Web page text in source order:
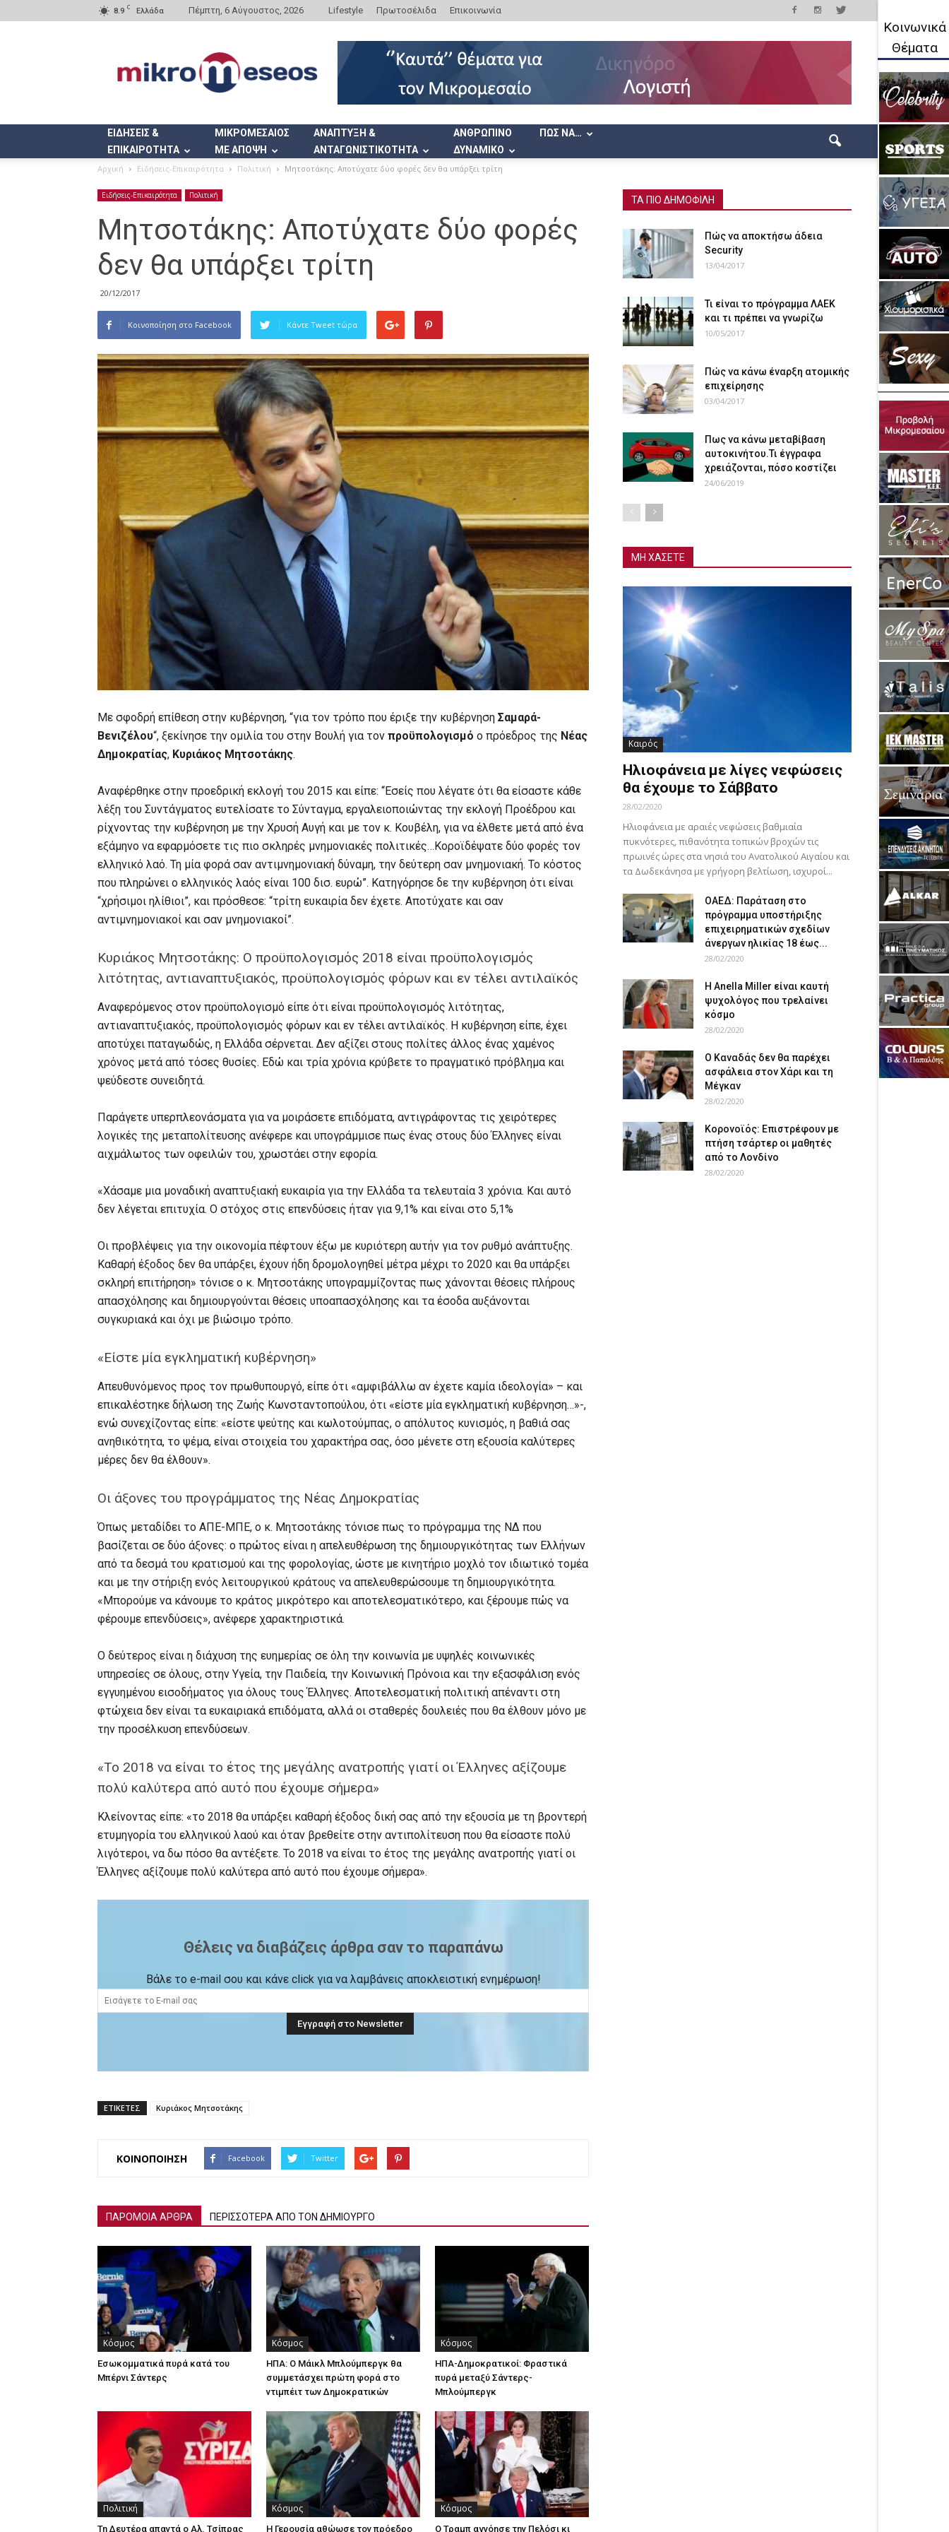
8.9 C Ελλάδα Πέμπτη, 6 Αύγουστος, 2026 Lifestyle Πρωτοσέλιδα Επικοινωνία
ΕΙΔΗΣΕΙΣ &
ΕΠΙΚΑΙΡΟΤΗΤΑ
ΜΙΚΡΟΜΕΣΑΙΟΣ
ΜΕ ΑΠΟΨΗ
ΑΝΑΠΤΥΞΗ &
ΑΝΤΑΓΩΝΙΣΤΙΚΟΤΗΤΑ
ΑΝΘΡΩΠΙΝΟ
ΔΥΝΑΜΙΚΟ
ΠΩΣ ΝΑ…
Αρχική Ειδήσεις-Επικαιρότητα Πολιτική Μητσοτάκης: Αποτύχατε δύο φορές δεν θα υπάρξει τρίτη
Ειδήσεις-Επικαιρότητα Πολιτική
Μητσοτάκης: Αποτύχατε δύο φορές
δεν θα υπάρξει τρίτη
20/12/2017
Κοινοποίηση στο Facebook Κάντε Tweet τώρα
Με σφοδρή επίθεση στην κυβέρνηση, “για τον τρόπο που έριξε την κυβέρνηση Σαμαρά-
Βενιζέλου“, ξεκίνησε την ομιλία του στην Βουλή για τον προϋπολογισμό ο πρόεδρος της Νέας
Δημοκρατίας, Κυριάκος Μητσοτάκης.
Αναφέρθηκε στην προεδρική εκλογή του 2015 και είπε: “Εσείς που λέγατε ότι θα είσαστε κάθε
λέξη του Συντάγματος ευτελίσατε το Σύνταγμα, εργαλειοποιώντας την εκλογή Προέδρου και
ρίχνοντας την κυβέρνηση με την Χρυσή Αυγή και με τον κ. Κουβέλη, για να έλθετε μετά από ένα
εξάμηνο να εφαρμόσετε τις πιο σκληρές μνημονιακές πολιτικές…Κοροϊδέψατε δύο φορές τον
ελληνικό λαό. Τη μία φορά σαν αντιμνημονιακή δύναμη, την δεύτερη σαν μνημονιακή. Το κόστος
που πληρώνει ο ελληνικός λαός είναι 100 δισ. ευρώ”. Κατηγόρησε δε την κυβέρνηση ότι είναι
“χρήσιμοι ηλίθιοι”, και πρόσθεσε: “τρίτη ευκαιρία δεν έχετε. Αποτύχατε και σαν
αντιμνημονιακοί και σαν μνημονιακοί”.
Κυριάκος Μητσοτάκης: Ο προϋπολογισμός 2018 είναι προϋπολογισμός
λιτότητας, αντιαναπτυξιακός, προϋπολογισμός φόρων και εν τέλει αντιλαϊκός
Αναφερόμενος στον προϋπολογισμό είπε ότι είναι προϋπολογισμός λιτότητας,
αντιαναπτυξιακός, προϋπολογισμός φόρων και εν τέλει αντιλαϊκός. Η κυβέρνηση είπε, έχει
αποτύχει παταγωδώς, η Ελλάδα σέρνεται. Δεν αξίζει στους πολίτες άλλος ένας χαμένος
χρόνος μετά από τόσες θυσίες. Εδώ και τρία χρόνια κρύβετε το πραγματικό πρόβλημα και
ψεύδεστε συνειδητά.
Παράγετε υπερπλεονάσματα για να μοιράσετε επιδόματα, αντιγράφοντας τις χειρότερες
λογικές της μεταπολίτευσης ανέφερε και υπογράμμισε πως ένας στους δύο Έλληνες είναι
αιχμάλωτος των οφειλών του, χρωστάει στην εφορία.
«Χάσαμε μια μοναδική αναπτυξιακή ευκαιρία για την Ελλάδα τα τελευταία 3 χρόνια. Και αυτό
δεν λέγεται επιτυχία. Ο στόχος στις επενδύσεις ήταν για 9,1% και είναι στο 5,1%
Οι προβλέψεις για την οικονομία πέφτουν έξω με κυριότερη αυτήν για τον ρυθμό ανάπτυξης.
Καθαρή έξοδος δεν θα υπάρξει, έχουν ήδη δρομολογηθεί μέτρα μέχρι το 2020 και θα υπάρξει
σκληρή επιτήρηση» τόνισε ο κ. Μητσοτάκης υπογραμμίζοντας πως χάνονται θέσεις πλήρους
απασχόλησης και δημιουργούνται θέσεις υποαπασχόλησης και τα έσοδα αυξάνονται
συγκυριακά και όχι με βιώσιμο τρόπο.
«Είστε μία εγκληματική κυβέρνηση»
Απευθυνόμενος προς τον πρωθυπουργό, είπε ότι «αμφιβάλλω αν έχετε καμία ιδεολογία» – και
επικαλέστηκε δήλωση της Ζωής Κωνσταντοπούλου, ότι «είστε μία εγκληματική κυβέρνηση…»-,
ενώ συνεχίζοντας είπε: «είστε ψεύτης και κωλοτούμπας, ο απόλυτος κυνισμός, η βαθιά σας
ανηθικότητα, το ψέμα, είναι στοιχεία του χαρακτήρα σας, όσο μένετε στη εξουσία καλύτερες
μέρες δεν θα έλθουν».
Οι άξονες του προγράμματος της Νέας Δημοκρατίας
Όπως μεταδίδει το ΑΠΕ-ΜΠΕ, ο κ. Μητσοτάκης τόνισε πως το πρόγραμμα της ΝΔ που
βασίζεται σε δύο άξονες: ο πρώτος είναι η απελευθέρωση της δημιουργικότητας των Ελλήνων
από τα δεσμά του κρατισμού και της φορολογίας, ώστε με κινητήριο μοχλό τον ιδιωτικό τομέα
και με την στήριξη ενός λειτουργικού κράτους να απελευθερώσουμε τη δημιουργικότητα.
«Μπορούμε να κάνουμε το κράτος μικρότερο και αποτελεσματικότερο, και ξέρουμε πώς να
φέρουμε επενδύσεις», ανέφερε χαρακτηριστικά.
Ο δεύτερος είναι η διάχυση της ευημερίας σε όλη την κοινωνία με υψηλές κοινωνικές
υπηρεσίες σε όλους, στην Υγεία, την Παιδεία, την Κοινωνική Πρόνοια και την εξασφάλιση ενός
εγγυημένου εισοδήματος για όλους τους Έλληνες. Αποτελεσματική πολιτική απέναντι στη
φτώχεια δεν είναι τα ευκαιριακά επιδόματα, αλλά οι σταθερές δουλειές που θα έλθουν μόνο με
την προσέλκυση επενδύσεων.
«Το 2018 να είναι το έτος της μεγάλης ανατροπής γιατί οι Έλληνες αξίζουμε
πολύ καλύτερα από αυτό που έχουμε σήμερα»
Κλείνοντας είπε: «το 2018 θα υπάρξει καθαρή έξοδος δική σας από την εξουσία με τη βροντερή
ετυμηγορία του ελληνικού λαού και όταν βρεθείτε στην αντιπολίτευση που θα είσαστε πολύ
λιγότεροι, να δω πόσο θα αντέξετε. Το 2018 να είναι το έτος της μεγάλης ανατροπής γιατί οι
Έλληνες αξίζουμε πολύ καλύτερα από αυτό που έχουμε σήμερα».
Θέλεις να διαβάζεις άρθρα σαν το παραπάνω
Βάλε το e-mail σου και κάνε click για να λαμβάνεις αποκλειστική ενημέρωση!
ΕΤΙΚΕΤΕΣ Κυριάκος Μητσοτάκης
ΚΟΙΝΟΠΟΙΗΣΗ Facebook Twitter
ΠΑΡΟΜΟΙΑ ΑΡΘΡΑ ΠΕΡΙΣΣΟΤΕΡΑ ΑΠΟ ΤΟΝ ΔΗΜΙΟΥΡΓΟ
Κόσμος
Εσωκομματικά πυρά κατά του
Μπέρνι Σάντερς
Κόσμος
ΗΠΑ: Ο Μάικλ Μπλούμπεργκ θα
συμμετάσχει πρώτη φορά στο
ντιμπέιτ των Δημοκρατικών
Κόσμος
ΗΠΑ-Δημοκρατικοί: Φραστικά
πυρά μεταξύ Σάντερς-
Μπλούμπεργκ
Πολιτική
Τη Δευτέρα απαντά ο Αλ. Τσίπρας
Κόσμος
Η Γερουσία αθώωσε τον πρόεδρο
Κόσμος
Ο Τραμπ αγνόησε την Πελόσι κι
ΤΑ ΠΙΟ ΔΗΜΟΦΙΛΗ
Πώς να αποκτήσω άδεια
Security
13/04/2017
Τι είναι το πρόγραμμα ΛΑΕΚ
και τι πρέπει να γνωρίζω
10/05/2017
Πώς να κάνω έναρξη ατομικής
επιχείρησης
03/04/2017
Πως να κάνω μεταβίβαση
αυτοκινήτου.Τι έγγραφα
χρειάζονται, πόσο κοστίζει
24/06/2019
ΜΗ ΧΑΣΕΤΕ
Καιρός
Ηλιοφάνεια με λίγες νεφώσεις
θα έχουμε το Σάββατο
28/02/2020
Ηλιοφάνεια με αραιές νεφώσεις βαθμιαία
πυκνότερες, πιθανότητα τοπικών βροχών τις
πρωινές ώρες στα νησιά του Ανατολικού Αιγαίου και
τα Δωδεκάνησα με γρήγορη βελτίωση, ισχυροί...
ΟΑΕΔ: Παράταση στο
πρόγραμμα υποστήριξης
επιχειρηματικών σχεδίων
άνεργων ηλικίας 18 έως...
28/02/2020
Η Anella Miller είναι καυτή
ψυχολόγος που τρελαίνει
κόσμο
28/02/2020
Ο Καναδάς δεν θα παρέχει
ασφάλεια στον Χάρι και τη
Μέγκαν
28/02/2020
Κορονοϊός: Επιστρέφουν με
πτήση τσάρτερ οι μαθητές
από το Λονδίνο
28/02/2020
Κοινωνικά
Θέματα